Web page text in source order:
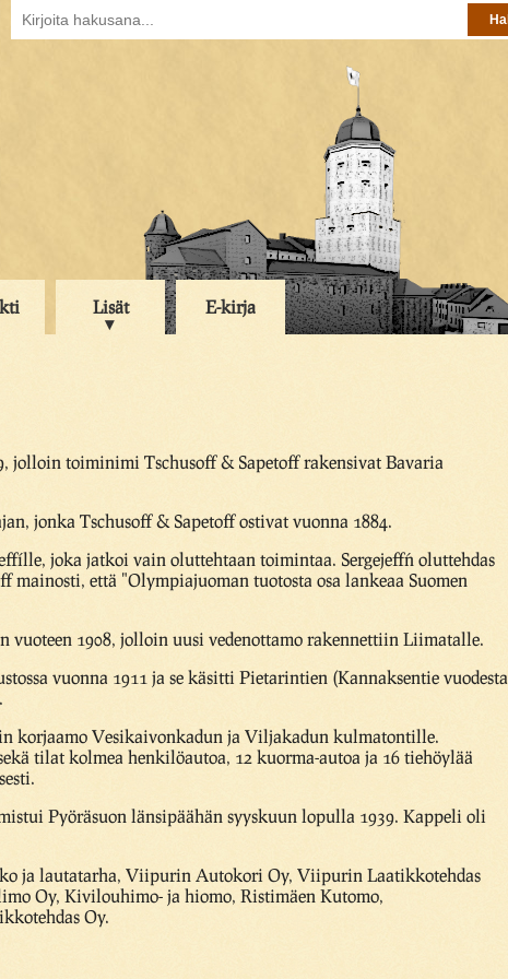
Lisät E-kirja
jolloin toiminimi Tschusoff & Sapetoff rakensivat Bavaria
jonka Tschusoff & Sapetoff ostivat vuonna 1884.
joka jatkoi vain oluttehtaan toimintaa. Sergejeff´n oluttehdas
että "Olympiajuoman tuotosta osa lankeaa Suomen
vuoteen 1908, jolloin uusi vedenottamo rakennettiin Liimatalle.
vuonna 1911 ja se käsitti Pietarintien (Kannaksentie vuodesta
korjaamo Vesikaivonkadun ja Viljakadun kulmatontille.
tilat kolmea henkilöautoa, 12 kuorma-autoa ja 16 tiehöylää
Pyöräsuon länsipäähän syyskuun lopulla 1939. Kappeli oli
ja lautatarha, Viipurin Autokori Oy, Viipurin Laatikkotehdas
Oy, Kivilouhimo- ja hiomo, Ristimäen Kutomo,
Oy.